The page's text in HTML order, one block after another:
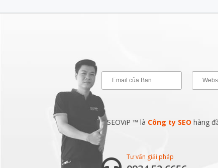
SEOViP ™ là Công ty SEO hàng
Tư vấn giải pháp